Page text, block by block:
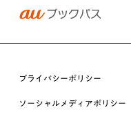
プライバシーポリシー
ソーシャルメディアポリシー